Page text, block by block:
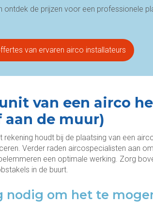
ontdek de prijzen voor een professionele
van ervaren airco installateurs
van een airco
aan de muur)
houdt bij de plaatsing van een
Verder raden aircospecialisten aan
een optimale werking. Zorg
in de buurt.
nodig om het te